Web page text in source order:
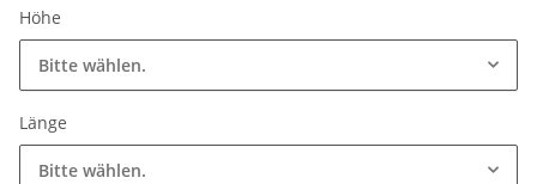
Höhe
Bitte wählen.
Länge
Bitte wählen.